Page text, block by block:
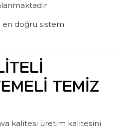
en doğru sistem
TEMIZ
kalitesi üretim kalitesini